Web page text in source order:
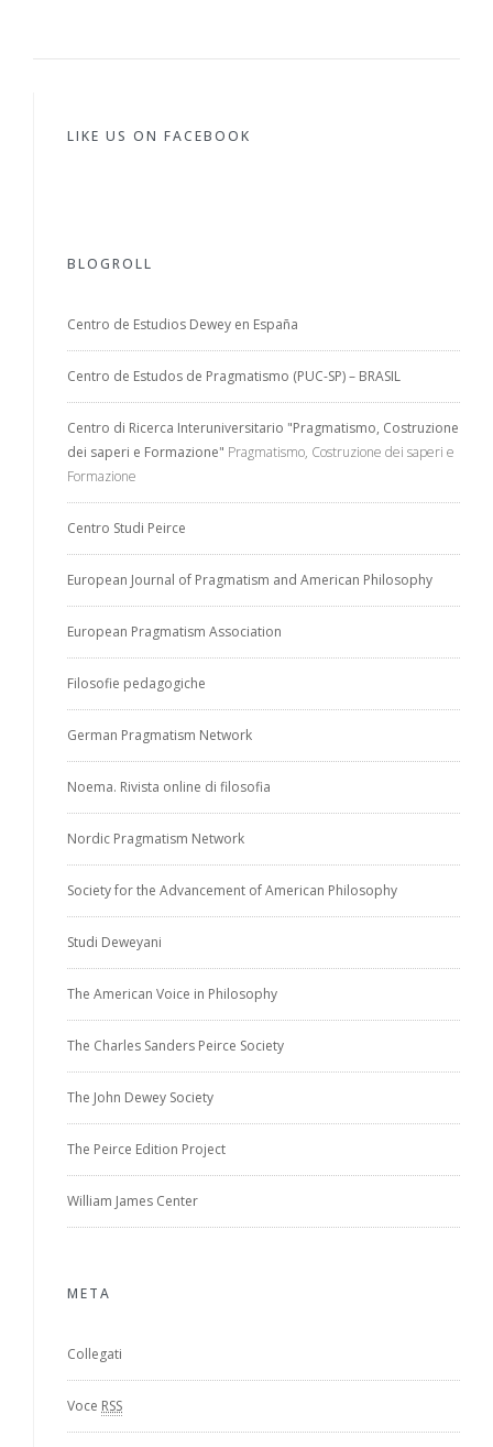
LIKE US ON FACEBOOK
BLOGROLL
Centro de Estudios Dewey en España
Centro de Estudos de Pragmatismo (PUC-SP) – BRASIL
Centro di Ricerca Interuniversitario "Pragmatismo, Costruzione
dei saperi e Formazione" Pragmatismo, Costruzione dei saperi e
Formazione
Centro Studi Peirce
European Journal of Pragmatism and American Philosophy
European Pragmatism Association
Filosofie pedagogiche
German Pragmatism Network
Noema. Rivista online di filosofia
Nordic Pragmatism Network
Society for the Advancement of American Philosophy
Studi Deweyani
The American Voice in Philosophy
The Charles Sanders Peirce Society
The John Dewey Society
The Peirce Edition Project
William James Center
META
Collegati
Voce RSS